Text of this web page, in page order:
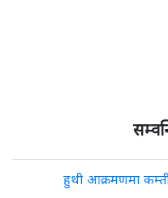
हुथी आक्रमणमा